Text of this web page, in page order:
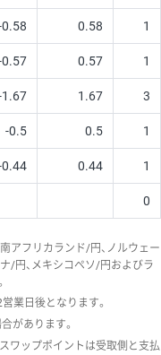
0.58 0.58 1
0.57 0.57 1
1.67 1.67 3
-0.5 0.5 1
0.44 0.44 1
0
アフリカランド/円、ノルウェー
/円、メキシコペソ/円およびラ
業日後となります。
があります。
ワップポイントは受取側と支払